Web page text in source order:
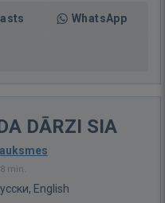
WhatsApp
DĀRZI SIA
min.
English